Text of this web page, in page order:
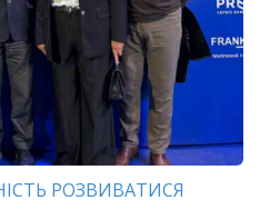
РОЗВИВАТИСЯ